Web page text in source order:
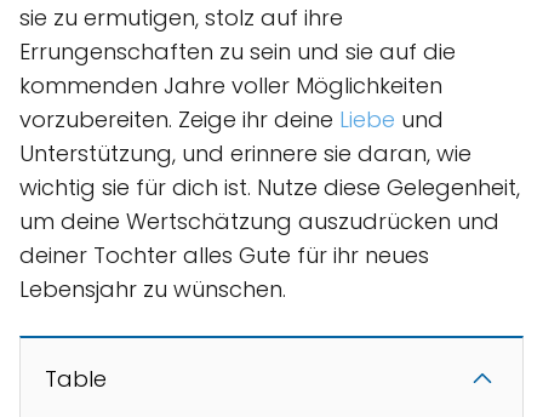
sie zu ermutigen, stolz auf ihre
Errungenschaften zu sein und sie auf die
kommenden Jahre voller Möglichkeiten
vorzubereiten. Zeige ihr deine Liebe und
Unterstützung, und erinnere sie daran, wie
wichtig sie für dich ist. Nutze diese Gelegenheit,
um deine Wertschätzung auszudrücken und
deiner Tochter alles Gute für ihr neues
Lebensjahr zu wünschen.
Table